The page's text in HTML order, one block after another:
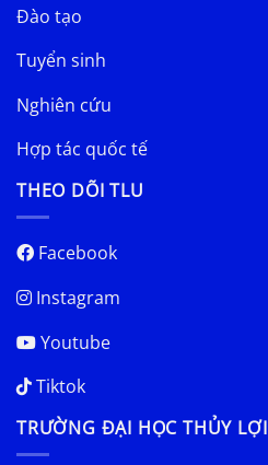
Đào tạo
Tuyển sinh
Nghiên cứu
Hợp tác quốc tế
THEO DÕI TLU
Facebook
Instagram
Youtube
Tiktok
TRƯỜNG ĐẠI HỌC THỦY LỢI